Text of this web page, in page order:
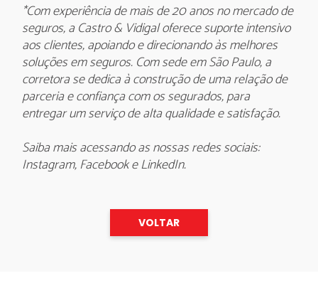
*Com experiência de mais de 20 anos no mercado de
seguros, a Castro & Vidigal oferece suporte intensivo
aos clientes, apoiando e direcionando às melhores
soluções em seguros. Com sede em São Paulo, a
corretora se dedica à construção de uma relação de
parceria e confiança com os segurados, para
entregar um serviço de alta qualidade e satisfação.
Saiba maisacessando as nossas redes sociais:
Instagram,FacebookeLinkedIn.
VOLTAR